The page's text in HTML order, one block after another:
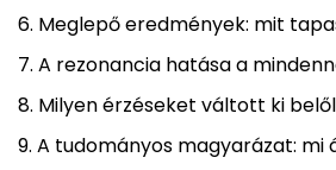
Meglepő eredmények: mit
A rezonancia hatása a
Milyen érzéseket váltott ki
A tudományos magyarázat: mi